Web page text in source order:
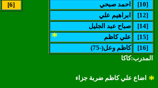
احمد صبحي
[10]
ابراهيم علي
[12]
صباح عبد الجليل
[14]
علي كاظم
[15]
(كاظم وعل(-75
[16]
[6]
المدرب:كاكا
*
* اضاع علي كاظم ضربة جزاء